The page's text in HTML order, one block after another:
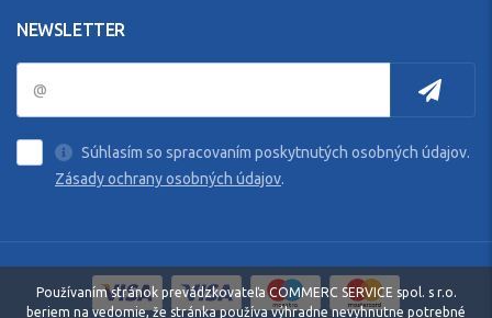
NEWSLETTER
Súhlasím so spracovaním poskytnutých osobných údajov.
Zásady ochrany osobných údajov.
Používaním stránok prevádzkovateľa COMMERC SERVICE spol. s r.o.
beriem na vedomie, že stránka používa výhradne nevyhnutne potrebné